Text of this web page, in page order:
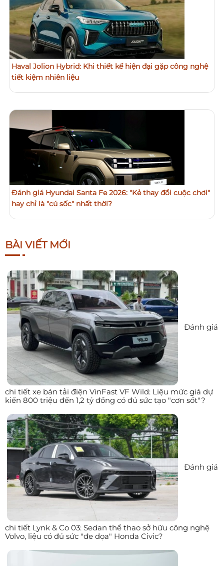
Haval Jolion Hybrid: Khi thiết kế hiện đại gặp công nghệ
tiết kiệm nhiên liệu
Đánh giá Hyundai Santa Fe 2026: "Kẻ thay đổi cuộc chơi"
hay chỉ là "cú sốc" nhất thời?
BÀI VIẾT MỚI
Đánh giá
chi tiết xe bán tải điện VinFast VF Wild: Liệu mức giá dự
kiến 800 triệu đến 1,2 tỷ đồng có đủ sức tạo "cơn sốt"?
Đánh giá
chi tiết Lynk & Co 03: Sedan thể thao sở hữu công nghệ
Volvo, liệu có đủ sức "đe dọa" Honda Civic?